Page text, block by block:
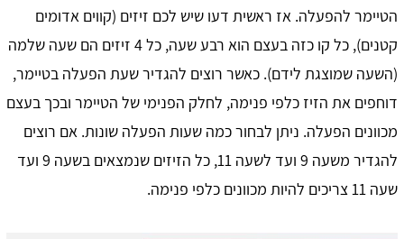
הטיימר להפעלה. אז ראשית דעו שיש לכם זיזים (קווים אדומים
קטנים), כל קו כזה בעצם הוא רבע שעה, כל 4 זיזים הם שעה שלמה
(השעה שמוצגת לידם). כאשר רוצים להגדיר שעת הפעלה בטיימר,
דוחפים את הזיז כלפי פנימה, לחלק הפנימי של הטיימר ובכך בעצם
מכוונים הפעלה. ניתן לבחור כמה שעות הפעלה שונות. אם רוצים
להגדיר משעה 9 ועד לשעה 11, כל הזיזים שנמצאים בשעה 9 ועד
שעה 11 צריכים להיות מכוונים כלפי פנימה.